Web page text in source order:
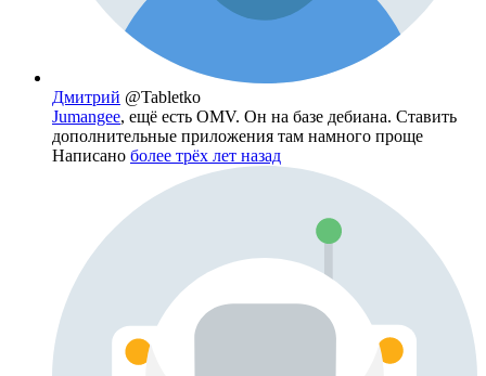
Дмитрий @Tabletko
Jumangee, ещё есть OMV. Он на базе дебиана. Ставить
дополнительные приложения там намного проще
Написано более трёх лет назад